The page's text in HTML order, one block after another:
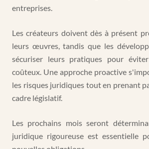
entreprises.
Les créateurs doivent dès à présent
leurs œuvres, tandis que les
sécuriser leurs pratiques pour
coûteux. Une approche proactive
les risques juridiques tout en prenant
cadre législatif.
Les prochains mois seront
juridique rigoureuse est essentielle